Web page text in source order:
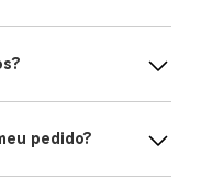
pedido?